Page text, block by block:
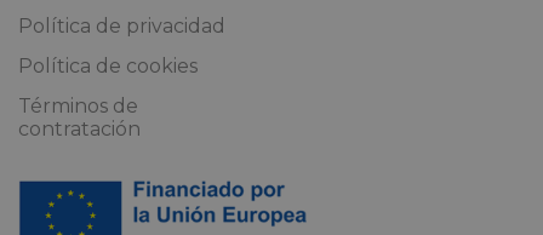
Política de privacidad
Política de cookies
Términos de
contratación